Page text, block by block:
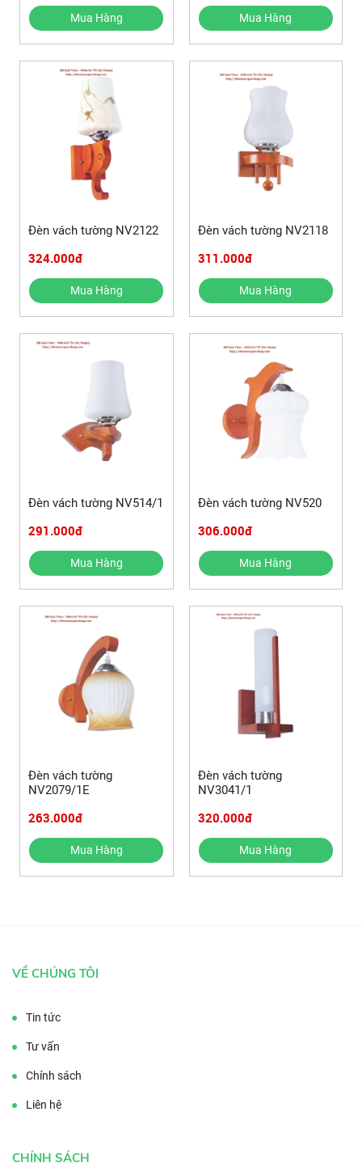
Mua Hàng Mua Hàng
Đèn vách tường NV2122
324.000đ
Mua Hàng
Đèn vách tường NV2118
311.000đ
Mua Hàng
Đèn vách tường NV514/1
291.000đ
Mua Hàng
Đèn vách tường NV520
306.000đ
Mua Hàng
Đèn vách tường
NV2079/1E
263.000đ
Mua Hàng
Đèn vách tường
NV3041/1
320.000đ
Mua Hàng
VỀ CHÚNG TÔI
Tin tức
Tư vấn
Chính sách
Liên hệ
CHÍNH SÁCH